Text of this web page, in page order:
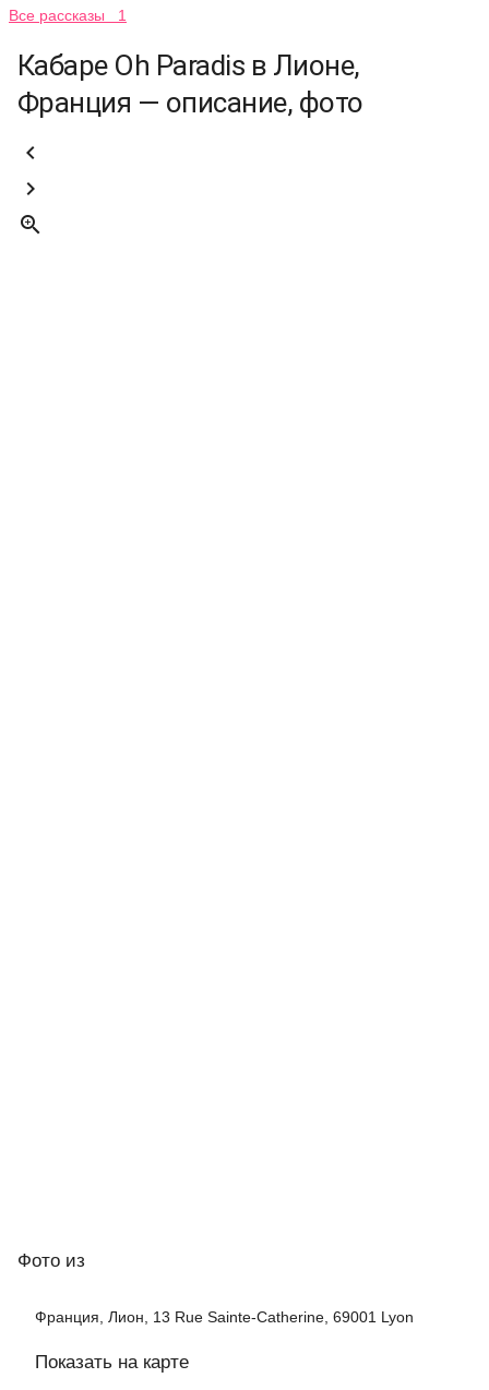
Все рассказы 1
Кабаре Oh Paradis в Лионе,
Франция — описание, фото



Фото из
Франция, Лион, 13 Rue Sainte-Catherine, 69001 Lyon
Показать на карте